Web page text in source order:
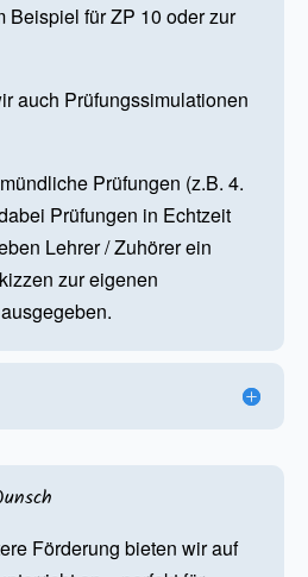
Beispiel für ZP 10 oder zur
auch Prüfungssimulationen
Prüfungen (z.B. 4.
Prüfungen in Echtzeit
Lehrer / Zuhörer ein
zur eigenen
Förderung bieten wir auf